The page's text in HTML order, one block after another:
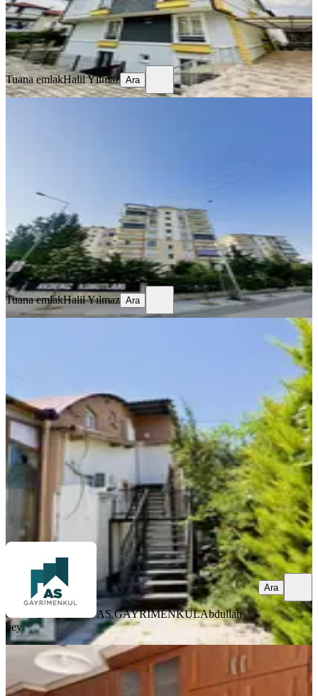
Tuana emlakHalil Yılmaz
Ara
Tuana emlakHalil Yılmaz Ara
24.000 ₺
Tuana emlakHalil Yılmaz
Ara
Tuana emlakHalil Yılmaz Ara
Modern Evler Mahallesinde 2+1
2+1·100 m²·2. Kat ·
16.000 ₺
AS GAYRİMENKULAbdullah bey
Ara
AS GAYRİMENKULAbdullah
bey
Ara
Davraz Mah. Site İçerisinde Kombili
Daire